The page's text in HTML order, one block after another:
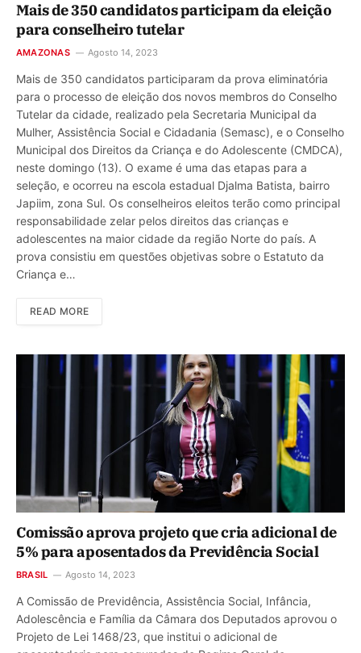
Mais de 350 candidatos participam da eleição
para conselheiro tutelar
AMAZONAS Agosto 14, 2023
Mais de 350 candidatos participaram da prova eliminatória
para o processo de eleição dos novos membros do Conselho
Tutelar da cidade, realizado pela Secretaria Municipal da
Mulher, Assistência Social e Cidadania (Semasc), e o Conselho
Municipal dos Direitos da Criança e do Adolescente (CMDCA),
neste domingo (13). O exame é uma das etapas para a
seleção, e ocorreu na escola estadual Djalma Batista, bairro
Japiim, zona Sul. Os conselheiros eleitos terão como principal
responsabilidade zelar pelos direitos das crianças e
adolescentes na maior cidade da região Norte do país. A
prova consistiu em questões objetivas sobre o Estatuto da
Criança e…
READ MORE
Comissão aprova projeto que cria adicional de
5% para aposentados da Previdência Social
BRASIL Agosto 14, 2023
A Comissão de Previdência, Assistência Social, Infância,
Adolescência e Família da Câmara dos Deputados aprovou o
Projeto de Lei 1468/23, que institui o adicional de